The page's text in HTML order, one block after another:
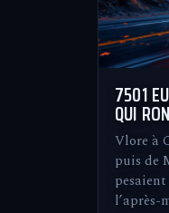
7501
QUI
Vlore à
puis de
l’après-